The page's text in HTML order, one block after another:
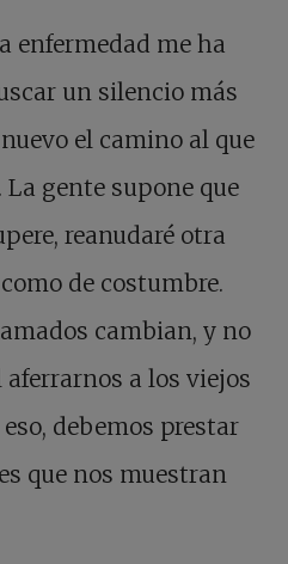
enfermedad me ha
un silencio más
el camino al que
gente supone que
reanudaré otra
de costumbre.
cambian, y no
a los viejos
debemos prestar
que nos muestran